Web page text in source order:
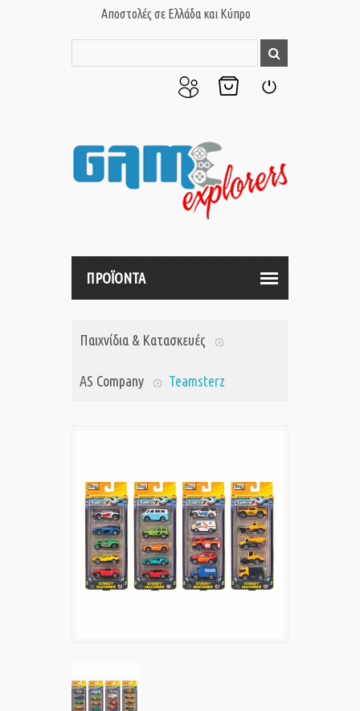
Αποστολές σε Ελλάδα και Κύπρο
μου
ΠΡΟΪΟΝΤΑ
Παιχνίδια & Κατασκευές
AS Company Teamsterz